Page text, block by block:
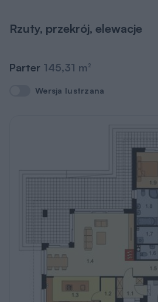
Rzuty, przekrój, elewacje
Parter 145,31 m2
Wersja lustrzana
Wersja lustrzana